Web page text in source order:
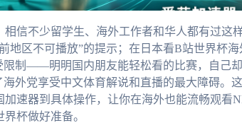
相信不少留学生、海外工作者和华人都有过这
地区不可播放”的提示；在日本看B站世界杯
限制——明明国内朋友能轻松看的比赛，自己
外党享受中文体育解说和直播的最大障碍。
加速器到具体操作，让你在海外也能流畅观看
杯做好准备。